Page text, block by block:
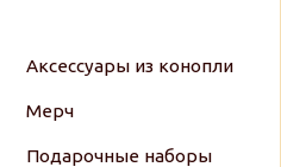
Аксессуары из конопли
Мерч
Подарочные наборы